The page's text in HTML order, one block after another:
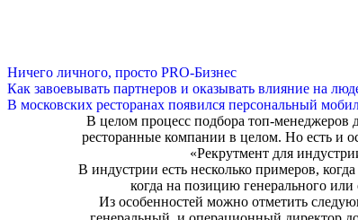
Ничего личного, просто PRO-Бизнес
Как завоевывать партнеров и оказывать влияние на
В московских ресторанах появился персональный
В целом процесс подбора топ-менеджеров
ресторанные компании в целом. Но есть и
«Рекрутмент для
В индустрии есть несколько примеров,
когда на позицию генерального
Из особенностей можно отметить